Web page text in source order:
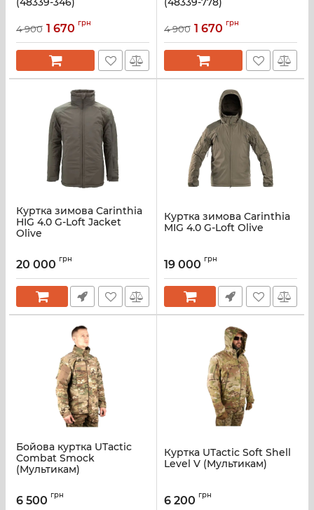
4 900 1 670 грн 4 900 1 670 грн
Куртка зимова Carinthia
HIG 4.0 G-Loft Jacket
Olive
20 000 грн
Куртка зимова Carinthia
MIG 4.0 G-Loft Olive
19 000 грн
Бойова куртка UTactic
Combat Smock
(Мультикам)
6 500 грн
Куртка UTactic Soft Shell
Level V (Мультикам)
6 200 грн